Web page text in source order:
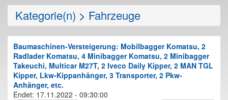
Kategorie(n) > Fahrzeuge
Baumaschinen-Versteigerung: Mobilbagger Komatsu, 2
Radlader Komatsu, 4 Minibagger Komatsu, 2 Minibagger
Takeuchi, Multicar M27T, 2 Iveco Daily Kipper, 2 MAN TGL
Kipper, Lkw-Kippanhänger, 3 Transporter, 2 Pkw-
Anhänger, etc.
Endet: 17.11.2022 - 09:30:00